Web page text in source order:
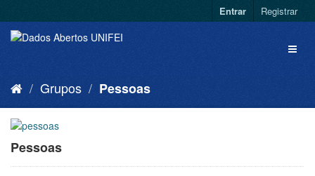
Entrar Registrar
Grupos Pessoas
Pessoas